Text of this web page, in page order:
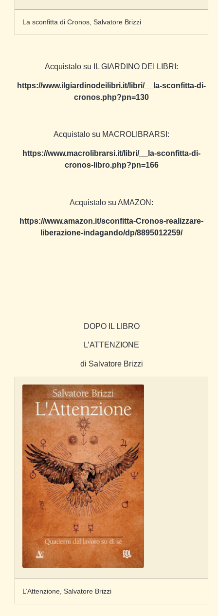
La sconfitta di Cronos, Salvatore Brizzi
Acquistalo su IL GIARDINO DEI LIBRI:
https://www.ilgiardinodeilibri.it/libri/__la-sconfitta-di-
cronos.php?pn=130
Acquistalo su MACROLIBRARSI:
https://www.macrolibrarsi.it/libri/__la-sconfitta-di-
cronos-libro.php?pn=166
Acquistalo su AMAZON:
https://www.amazon.it/sconfitta-Cronos-realizzare-
liberazione-indagando/dp/8895012259/
DOPO IL LIBRO
L’ATTENZIONE
di Salvatore Brizzi
L’Attenzione, Salvatore Brizzi